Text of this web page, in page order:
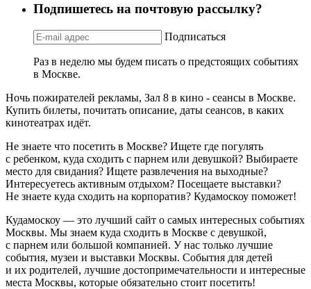
Подпишетесь на почтовую рассылку?
Подписаться
Раз в неделю мы будем писать о предстоящих событиях
в Москве.
Ночь пожирателей рекламы, Зал 8 в кино - сеансы в Москве.
Купить билеты, почитать описание, даты сеансов, в каких
кинотеатрах идёт.
Не знаете что посетить в Москве? Ищете где погулять
с ребенком, куда сходить с парнем или девушкой? Выбираете
место для свидания? Ищете развлечения на выходные?
Интересуетесь активным отдыхом? Посещаете выставки?
Не знаете куда сходить на корпоратив? Кудамоскоу поможет!
Кудамоскоу — это лучший сайт о самых интересных событиях
Москвы. Мы знаем куда сходить в Москве с девушкой,
с парнем или большой компанией. У нас только лучшие
события, музеи и выставки Москвы. События для детей
и их родителей, лучшие достопримечательности и интересные
места Москвы, которые обязательно стоит посетить!